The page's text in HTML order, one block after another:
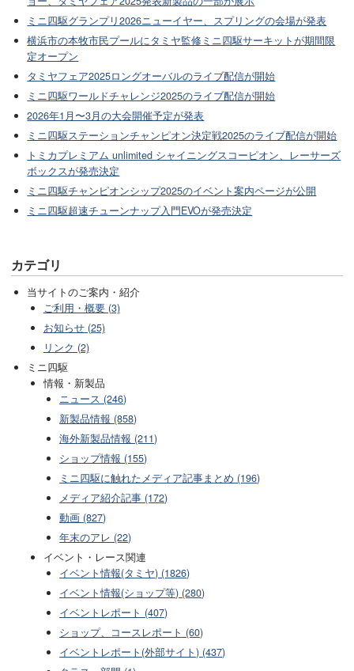
ミニ四駆グランプリ2026ニューイヤー、スプリングの会場が発表
横浜市の本牧市民プールにタミヤ監修ミニ四駆サーキットが期間限
定オープン
タミヤフェア2025ロングオーバルのライブ配信が開始
ミニ四駆ワールドチャレンジ2025のライブ配信が開始
2026年1月〜3月の大会開催予定が発表
ミニ四駆ステーションチャンピオン決定戦2025のライブ配信が開始
トミカプレミアム unlimited シャイニングスコーピオン、レーサーズ
ボックスが発売決定
ミニ四駆チャンピオンシップ2025のイベント案内ページが公開
ミニ四駆超速チューンナップ入門EVOが発売決定
カテゴリ
当サイトのご案内・紹介
ご利用・概要 (3)
お知らせ (25)
リンク (2)
ミニ四駆
情報・新製品
ニュース (246)
新製品情報 (858)
海外新製品情報 (211)
ショップ情報 (155)
ミニ四駆に触れたメディア記事まとめ (196)
メディア紹介記事 (172)
動画 (827)
年末のアレ (22)
イベント・レース関連
イベント情報(タミヤ) (1826)
イベント情報(ショップ等) (280)
イベントレポート (407)
ショップ、コースレポート (60)
イベントレポート(外部サイト) (437)